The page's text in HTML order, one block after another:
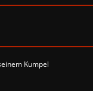
Kumpel